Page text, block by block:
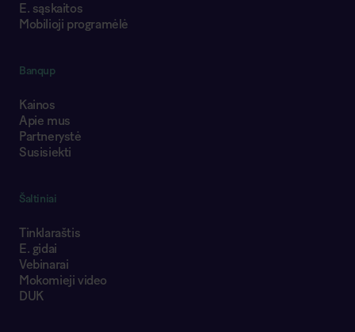
E. sąskaitos
Mobilioji programėlė
Banqup
Kainos
Apie mus
Partnerystė
Susisiekti
Šaltiniai
Tinklaraštis
E. gidai
Vebinarai
Mokomieji video
DUK